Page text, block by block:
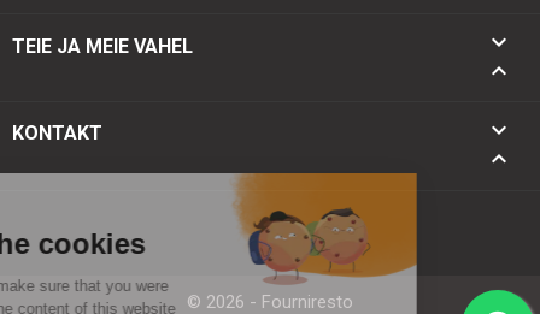
TEIE JA MEIE VAHEL


KONTAKT
keyboard_arrow_down
keyboard_arrow_up
© 2026 - Fourniresto